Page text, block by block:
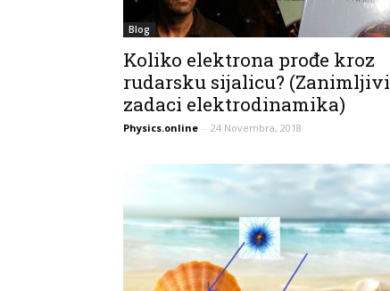
Blog
Koliko elektrona prođe kroz
rudarsku sijalicu? (Zanimljivi
zadaci elektrodinamika)
Physics.online - 24 Novembra, 2018